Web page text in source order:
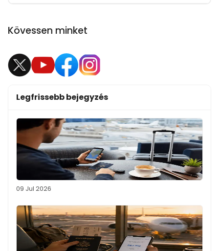
Kövessen minket
Legfrissebb bejegyzés
09 Jul 2026